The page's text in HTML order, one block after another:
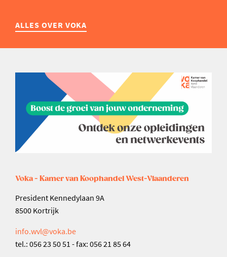
ALLES OVER VOKA
Voka - Kamer van Koophandel West-Vlaanderen
President Kennedylaan 9A
8500 Kortrijk
info.wvl@voka.be
tel.: 056 23 50 51 - fax: 056 21 85 64